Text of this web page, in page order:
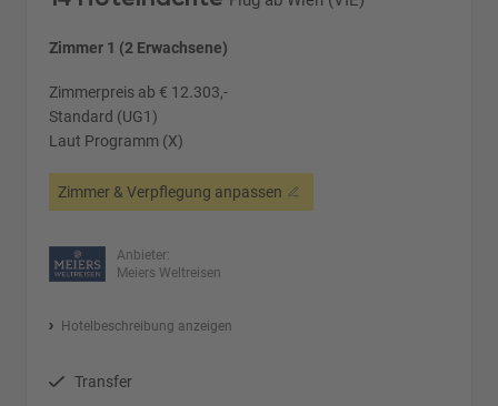
Zimmer 1 (2 Erwachsene)
Zimmerpreis ab € 12.303,-
Standard (UG1)
Laut Programm (X)
Zimmer & Verpflegung anpassen
Anbieter:
Meiers Weltreisen
Hotelbeschreibung anzeigen
Transfer